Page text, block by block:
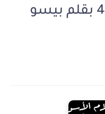
الثاني والاربعون 42 بقلم بيسو